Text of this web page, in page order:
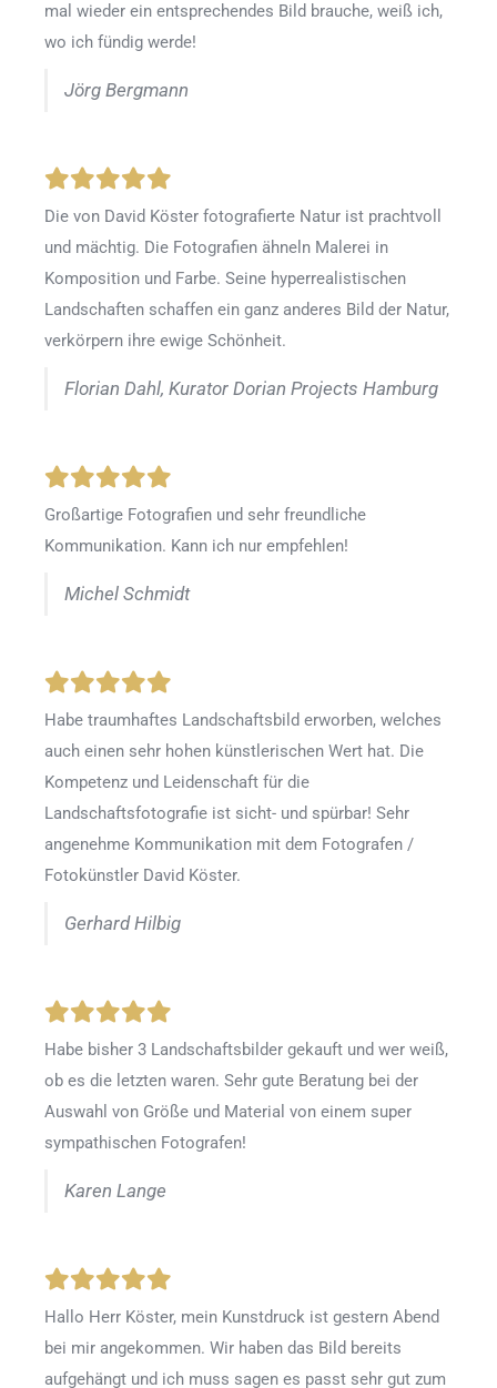
mal wieder ein entsprechendes Bild brauche, weiß ich,
wo ich fündig werde!
Jörg Bergmann
Die von David Köster fotografierte Natur ist prachtvoll
und mächtig. Die Fotografien ähneln Malerei in
Komposition und Farbe. Seine hyperrealistischen
Landschaften schaffen ein ganz anderes Bild der Natur,
verkörpern ihre ewige Schönheit.
Florian Dahl, Kurator Dorian Projects Hamburg
Großartige Fotografien und sehr freundliche
Kommunikation. Kann ich nur empfehlen!
Michel Schmidt
Habe traumhaftes Landschaftsbild erworben, welches
auch einen sehr hohen künstlerischen Wert hat. Die
Kompetenz und Leidenschaft für die
Landschaftsfotografie ist sicht- und spürbar! Sehr
angenehme Kommunikation mit dem Fotografen /
Fotokünstler David Köster.
Gerhard Hilbig
Habe bisher 3 Landschaftsbilder gekauft und wer weiß,
ob es die letzten waren. Sehr gute Beratung bei der
Auswahl von Größe und Material von einem super
sympathischen Fotografen!
Karen Lange
Hallo Herr Köster, mein Kunstdruck ist gestern Abend
bei mir angekommen. Wir haben das Bild bereits
aufgehängt und ich muss sagen es passt sehr gut zum